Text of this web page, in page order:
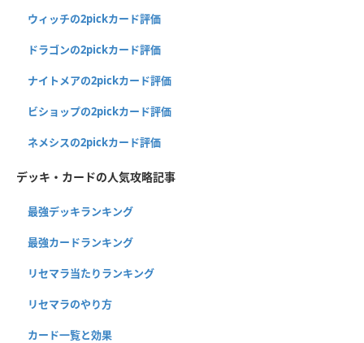
ウィッチの2pickカード評価
ドラゴンの2pickカード評価
ナイトメアの2pickカード評価
ビショップの2pickカード評価
ネメシスの2pickカード評価
デッキ・カードの人気攻略記事
最強デッキランキング
最強カードランキング
リセマラ当たりランキング
リセマラのやり方
カード一覧と効果